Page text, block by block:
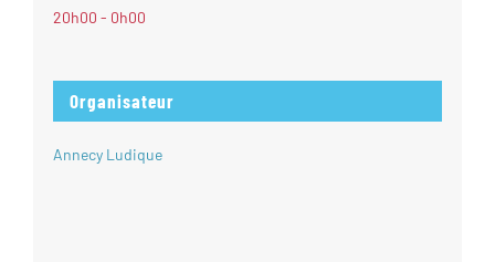
20h00 - 0h00
Organisateur
Annecy Ludique